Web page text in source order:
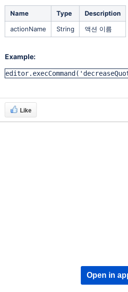
Name Type
Description
actionName
String 액션 이름
Example:
Like
Open in